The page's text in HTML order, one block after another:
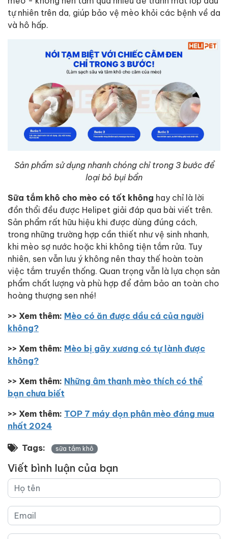
tự nhiên trên da, giúp bảo vệ mèo khỏi các bệnh về da
và hô hấp.
Sản phẩm sử dụng nhanh chóng chỉ trong 3 bước để
loại bỏ bụi bẩn
Sữa tắm khô cho mèo có tốt không hay chỉ là lời
đồn thổi đều được Helipet giải đáp qua bài viết trên.
Sản phẩm rất hữu hiệu khi được dùng đúng cách,
trong những trường hợp cần thiết như vệ sinh nhanh,
khi mèo sợ nước hoặc khi không tiện tắm rửa. Tuy
nhiên, sen vẫn lưu ý không nên thay thế hoàn toàn
việc tắm truyền thống. Quan trọng vẫn là lựa chọn sản
phẩm chất lượng và phù hợp để đảm bảo an toàn cho
hoàng thượng sen nhé!
>> Xem thêm: Mèo có ăn được dầu cá của người
không?
>> Xem thêm: Mèo bị gãy xương có tự lành được
không?
>> Xem thêm: Những âm thanh mèo thích có thể
bạn chưa biết
>> Xem thêm: TOP 7 máy dọn phân mèo đáng mua
nhất 2024
Tags: sữa tắm khô
Viết bình luận của bạn